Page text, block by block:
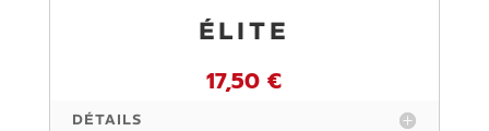
ÉLITE
17,50 €
DÉTAILS